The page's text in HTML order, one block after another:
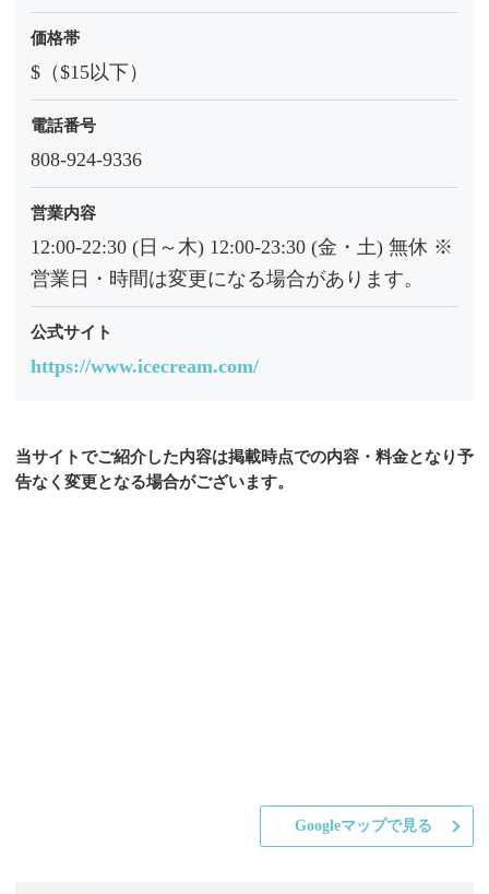
価格帯
$（$15以下）
電話番号
808-924-9336
営業内容
12:00-22:30 (日～木) 12:00-23:30 (金・土) 無休 ※
営業日・時間は変更になる場合があります。
公式サイト
https://www.icecream.com/
当サイトでご紹介した内容は掲載時点での内容・料金となり予
告なく変更となる場合がございます。
Googleマップで見る